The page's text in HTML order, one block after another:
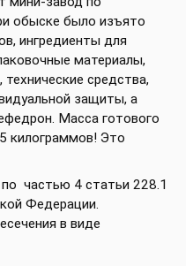
обыске было изъято
ингредиенты для
материалы,
средства,
защиты, а
Масса готового
килограммов! Это
частью 4 статьи 228.1
Федерации.
в виде